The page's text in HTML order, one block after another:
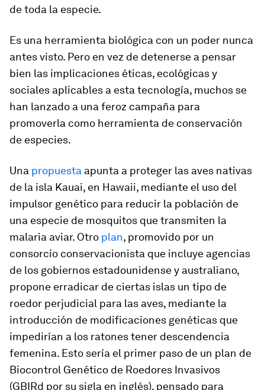
de toda la especie.
Es una herramienta biológica con un poder nunca
antes visto. Pero en vez de detenerse a pensar
bien las implicaciones éticas, ecológicas y
sociales aplicables a esta tecnología, muchos se
han lanzado a una feroz campaña para
promoverla como herramienta de conservación
de especies.
Una propuesta apunta a proteger las aves nativas
de la isla Kauai, en Hawaii, mediante el uso del
impulsor genético para reducir la población de
una especie de mosquitos que transmiten la
malaria aviar. Otro plan, promovido por un
consorcio conservacionista que incluye agencias
de los gobiernos estadounidense y australiano,
propone erradicar de ciertas islas un tipo de
roedor perjudicial para las aves, mediante la
introducción de modificaciones genéticas que
impedirían a los ratones tener descendencia
femenina. Esto sería el primer paso de un plan de
Biocontrol Genético de Roedores Invasivos
(GBIRd por su sigla en inglés), pensado para